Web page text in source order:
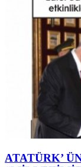
ATATÜRK’